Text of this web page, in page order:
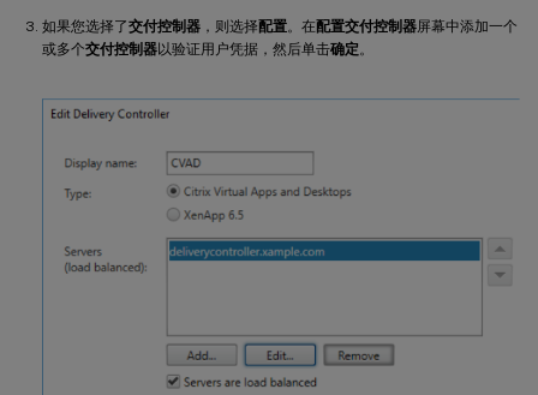
如果您选择了交付控制器 ，则选择配置。在配置交付控制器屏幕中添加一个
或多个交付控制器以验证用户凭据，然后单击确定。